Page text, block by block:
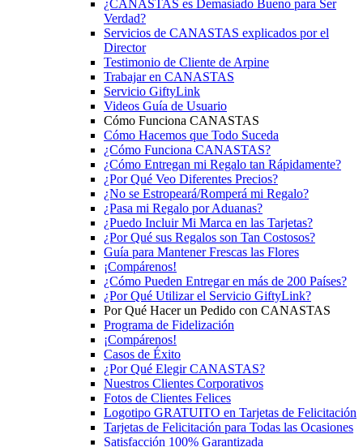
¿CANASTAS es Demasiado Bueno para Ser
Verdad?
Servicios de CANASTAS explicados por el
Director
Testimonio de Cliente de Arpine
Trabajar en CANASTAS
Servicio GiftyLink
Videos Guía de Usuario
Cómo Funciona CANASTAS
Cómo Hacemos que Todo Suceda
¿Cómo Funciona CANASTAS?
¿Cómo Entregan mi Regalo tan Rápidamente?
¿Por Qué Veo Diferentes Precios?
¿No se Estropeará/Romperá mi Regalo?
¿Pasa mi Regalo por Aduanas?
¿Puedo Incluir Mi Marca en las Tarjetas?
¿Por Qué sus Regalos son Tan Costosos?
Guía para Mantener Frescas las Flores
¡Compárenos!
¿Cómo Pueden Entregar en más de 200 Países?
¿Por Qué Utilizar el Servicio GiftyLink?
Por Qué Hacer un Pedido con CANASTAS
Programa de Fidelización
¡Compárenos!
Casos de Éxito
¿Por Qué Elegir CANASTAS?
Nuestros Clientes Corporativos
Fotos de Clientes Felices
Logotipo GRATUITO en Tarjetas de Felicitación
Tarjetas de Felicitación para Todas las Ocasiones
Satisfacción 100% Garantizada